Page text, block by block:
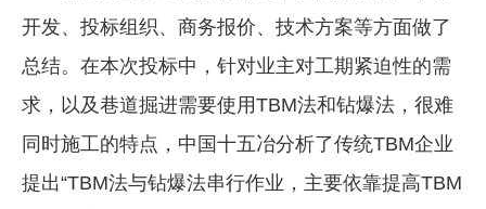
开发、投标组织、商务报价、技术方案等方面做了
总结。在本次投标中，针对业主对工期紧迫性的需
求，以及巷道掘进需要使用TBM法和钻爆法，很难
同时施工的特点，中国十五冶分析了传统TBM企业
提出“TBM法与钻爆法串行作业，主要依靠提高TBM